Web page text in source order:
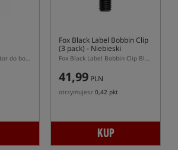
Uchwyt pod sygnalizator do bobbina Gardner Bug Stick
Fox Black Label Bobbin Clip
(3 pack) - Niebieski
Fox Black Label Bobbin Clip Blue 3 pack – niebieskie klipsy do hangerów Fox
41,99 PLN
otrzymujesz 0,42 pkt
KUP